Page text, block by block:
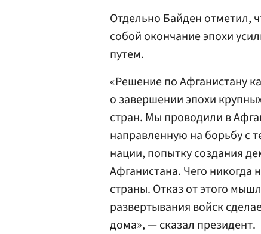
Отдельно Байден отметил,
собой окончание эпохи
путем.
«Решение по Афганистану
о завершении эпохи
стран. Мы проводили в
направленную на борьбу с
нации, попытку создания
Афганистана. Чего никогда
страны. Отказ от этого
развертывания войск
дома», — сказал президент.